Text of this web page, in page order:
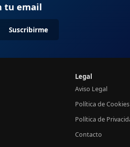
tu email
Suscribirme
Legal
Aviso Legal
Política de Cookies
Política de
Contacto